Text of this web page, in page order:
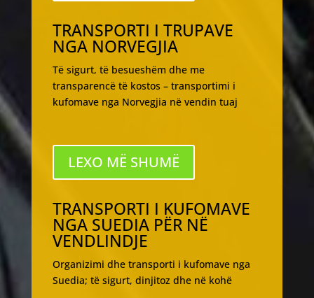
TRANSPORTI I TRUPAVE
NGA NORVEGJIA
Të sigurt, të besueshëm dhe me
transparencë të kostos – transportimi i
kufomave nga Norvegjia në vendin tuaj
LEXO MË SHUMË
TRANSPORTI I KUFOMAVE
NGA SUEDIA PËR NË
VENDLINDJE
Organizimi dhe transporti i kufomave nga
Suedia; të sigurt, dinjitoz dhe në kohë